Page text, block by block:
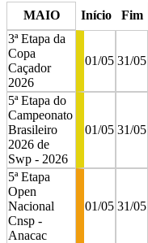
MAIO
Início Fim
3ª Etapa da
Copa
Caçador
2026
01/05 31/05
5ª Etapa do
Campeonato
Brasileiro
2026 de
Swp - 2026
01/05 31/05
5ª Etapa
Open
Nacional
Cnsp -
Anacac
01/05 31/05